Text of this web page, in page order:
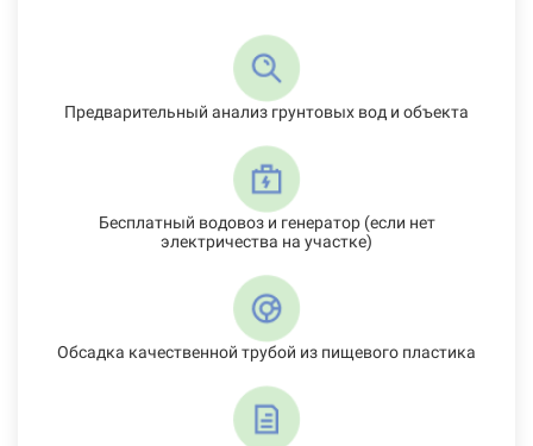
Предварительный анализ грунтовых вод и объекта
Бесплатный водовоз и генератор (если нет
электричества на участке)
Обсадка качественной трубой из пищевого пластика